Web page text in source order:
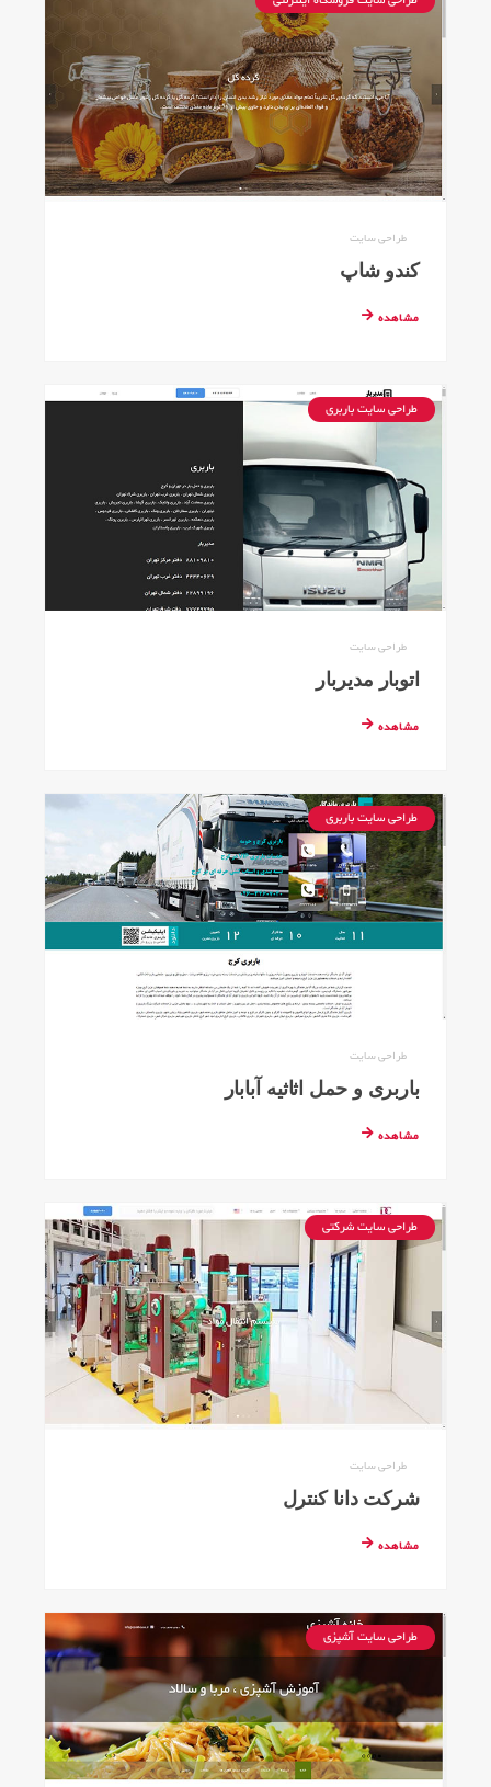
طراحی سایت
کندو شاپ
مشاهده
طراحی سایت باربری
طراحی سایت
اتوبار مدیربار
مشاهده
طراحی سایت باربری
طراحی سایت
باربری و حمل اثاثیه آبابار
مشاهده
طراحی سایت شرکتی
طراحی سایت
شرکت دانا کنترل
مشاهده
طراحی سایت آشپزی